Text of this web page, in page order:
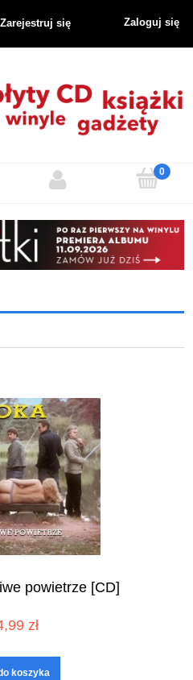
Zarejestruj się Zaloguj się
powietrze [CD]
zł
koszyka